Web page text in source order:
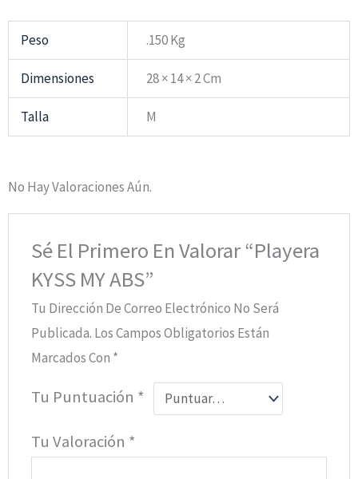
Peso .150 Kg
Dimensiones 28 × 14 × 2 Cm
Talla M
No Hay Valoraciones Aún.
Sé El Primero En Valorar “Playera
KYSS MY ABS”
Tu Dirección De Correo Electrónico No Será
Publicada. Los Campos Obligatorios Están
Marcados Con *
Tu Puntuación *
Tu Valoración *